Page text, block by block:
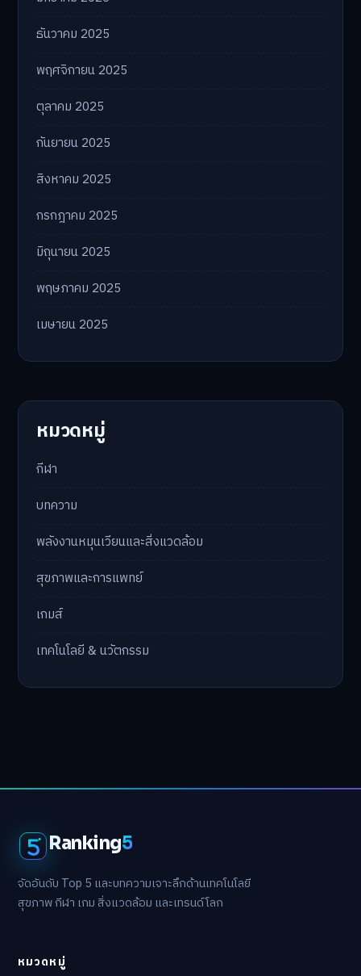
ธันวาคม 2025
พฤศจิกายน 2025
ตุลาคม 2025
กันยายน 2025
สิงหาคม 2025
กรกฎาคม 2025
มิถุนายน 2025
พฤษภาคม 2025
เมษายน 2025
หมวดหมู่
กีฬา
บทความ
พลังงานหมุนเวียนและสิ่งแวดล้อม
สุขภาพและการแพทย์
เกมส์
เทคโนโลยี & นวัตกรรม
Ranking5
จัดอันดับ Top 5 และบทความเจาะลึกด้านเทคโนโลยี
สุขภาพ กีฬา เกม สิ่งแวดล้อม และเทรนด์โลก
หมวดหมู่